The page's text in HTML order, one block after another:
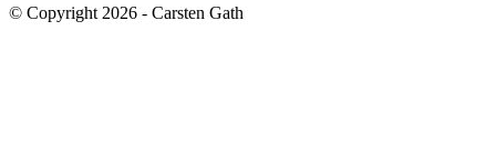
© Copyright 2026 - Carsten Gath